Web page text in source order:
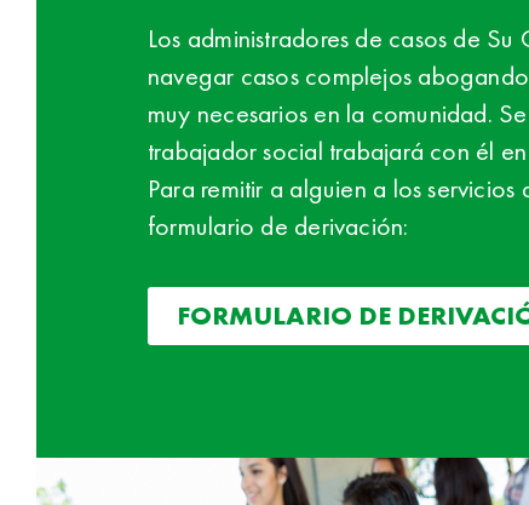
Los administradores de casos de
navegar casos complejos
muy necesarios en la comunidad.
trabajador social trabajará con él
Para remitir a alguien a los
formulario de derivación:
FORMULARIO DE